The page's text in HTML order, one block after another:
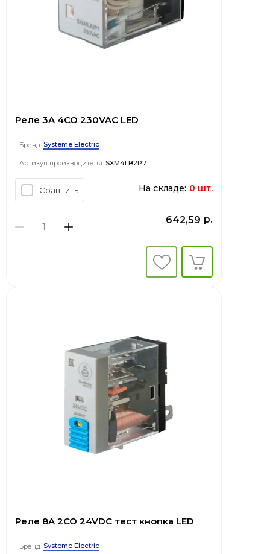
Реле 3A 4CO 230VAC LED
Бренд Systeme Electric
Артикул производителя SXM4LB2P7
Сравнить На складе: 0 шт.
642,59 р.
Реле 8A 2CO 24VDC тест кнопка LED
Бренд Systeme Electric